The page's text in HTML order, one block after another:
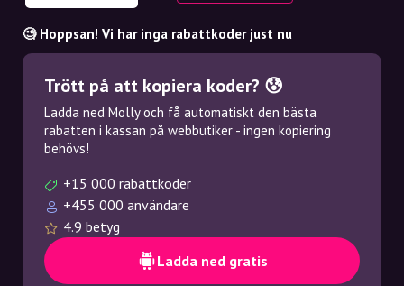
🧐 Hoppsan! Vi har inga rabattkoder just nu
Trött på att kopiera koder? 😰
Ladda ned Molly och få automatiskt den bästa
rabatten i kassan på webbutiker - ingen kopiering
behövs!
+15 000 rabattkoder
+455 000 användare
4.9 betyg
Ladda ned gratis